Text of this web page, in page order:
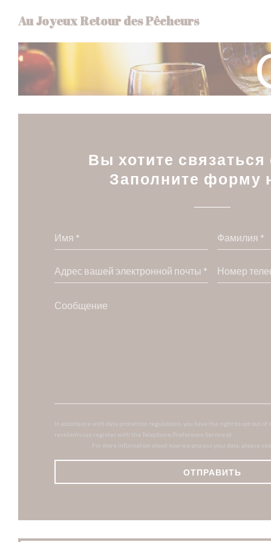
Au Joyeux Retour des Pêcheurs
Вы хотите связаться
Заполните форму
In accordance with data protection regulations, you have the right to opt out of
residents can register with the Telephone Preference Service at
. For more information about how we process your data, please